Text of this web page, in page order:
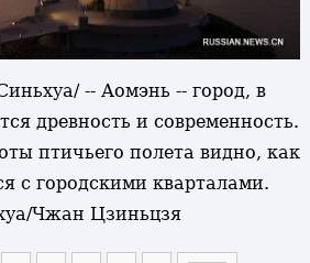
-- Аомэнь -- город, в
древность и современность.
птичьего полета видно, как
с городскими кварталами.
Чжан Цзиньцзя